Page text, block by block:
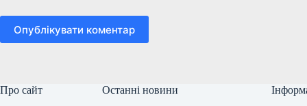
Опублікувати коментар
Про сайт Останні новини